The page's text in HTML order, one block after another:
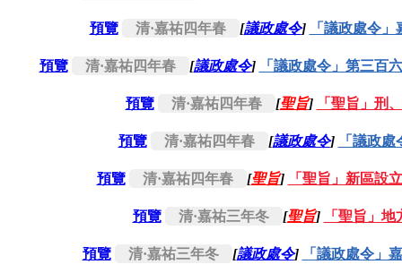
預覽 清·嘉祐四年春 [議政處令] 「議政處令
預覽 清·嘉祐四年春 [議政處令] 「議政處令」第三百
預覽 清·嘉祐四年春 [聖旨] 「聖旨」刑
預覽 清·嘉祐四年春 [議政處令] 「議政
預覽 清·嘉祐四年春 [聖旨] 「聖旨」新區設
預覽 清·嘉祐三年冬 [聖旨] 「聖旨」
預覽 清·嘉祐三年冬 [議政處令] 「議政處令」